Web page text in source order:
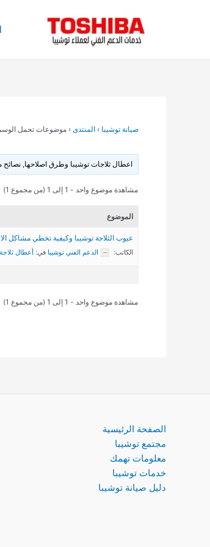
صيانة توشيبا › المنتدى › موضوعات تحمل
اعطال ثلاجات توشيبا وطرق اصلاحها,
مشاهدة موضوع واحد - 1 إلى 1 (من مجموع 1)
الموضوع
عيوب الثلاجة توشيبا وكيفية تخطي مشاكل
الكاتب: الدعم الفني توشيبا في: أعطال
مشاهدة موضوع واحد - 1 إلى 1 (من مجموع 1)
الصفحة الرئيسية
مجتمع توشيبا
معلومات تهمك
خدمات توشيبا
دليل صيانة توشيبا